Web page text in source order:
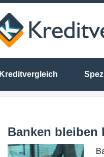
Kreditvergleich
Banken bleiben